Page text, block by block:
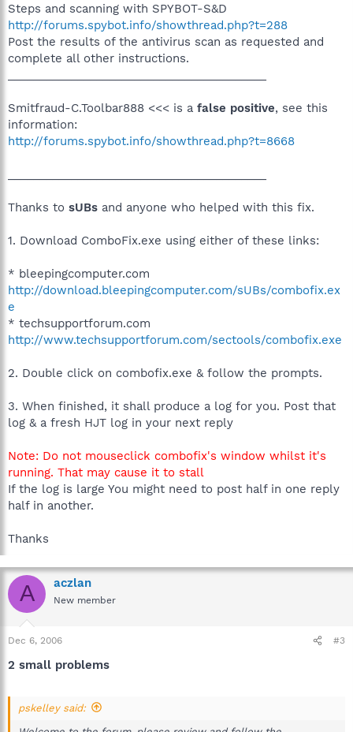
Steps and scanning with SPYBOT-S&D
http://forums.spybot.info/showthread.php?t=288
Post the results of the antivirus scan as requested and
complete all other instructions.
Smitfraud-C.Toolbar888 <<< is a false positive, see this
information:
http://forums.spybot.info/showthread.php?t=8668
Thanks to sUBs and anyone who helped with this fix.
1. Download ComboFix.exe using either of these links:
* bleepingcomputer.com
http://download.bleepingcomputer.com/sUBs/combofix.ex
e
* techsupportforum.com
http://www.techsupportforum.com/sectools/combofix.exe
2. Double click on combofix.exe & follow the prompts.
3. When finished, it shall produce a log for you. Post that
log & a fresh HJT log in your next reply
Note: Do not mouseclick combofix's window whilst it's
running. That may cause it to stall
If the log is large You might need to post half in one reply
half in another.
Thanks
A aczlan
New member
Dec 6, 2006 #3
2 small problems
pskelley said: